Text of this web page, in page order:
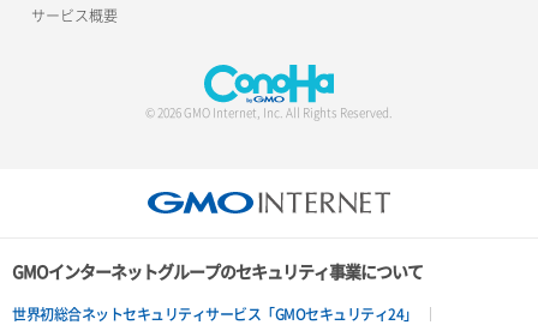
サービス概要
© 2026 GMO Internet, Inc. All Rights Reserved.
GMOインターネットグループのセキュリティ事業について
世界初総合ネットセキュリティサービス「GMOセキュリティ24」